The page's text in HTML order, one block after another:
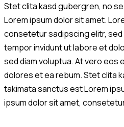
Stet clita kasd gubergren, no
Lorem ipsum dolor sit amet.
consetetur sadipscing elitr, sed
tempor invidunt ut labore et
sed diam voluptua. At vero eos
dolores et ea rebum. Stet clita
takimata sanctus est Lorem
ipsum dolor sit amet,